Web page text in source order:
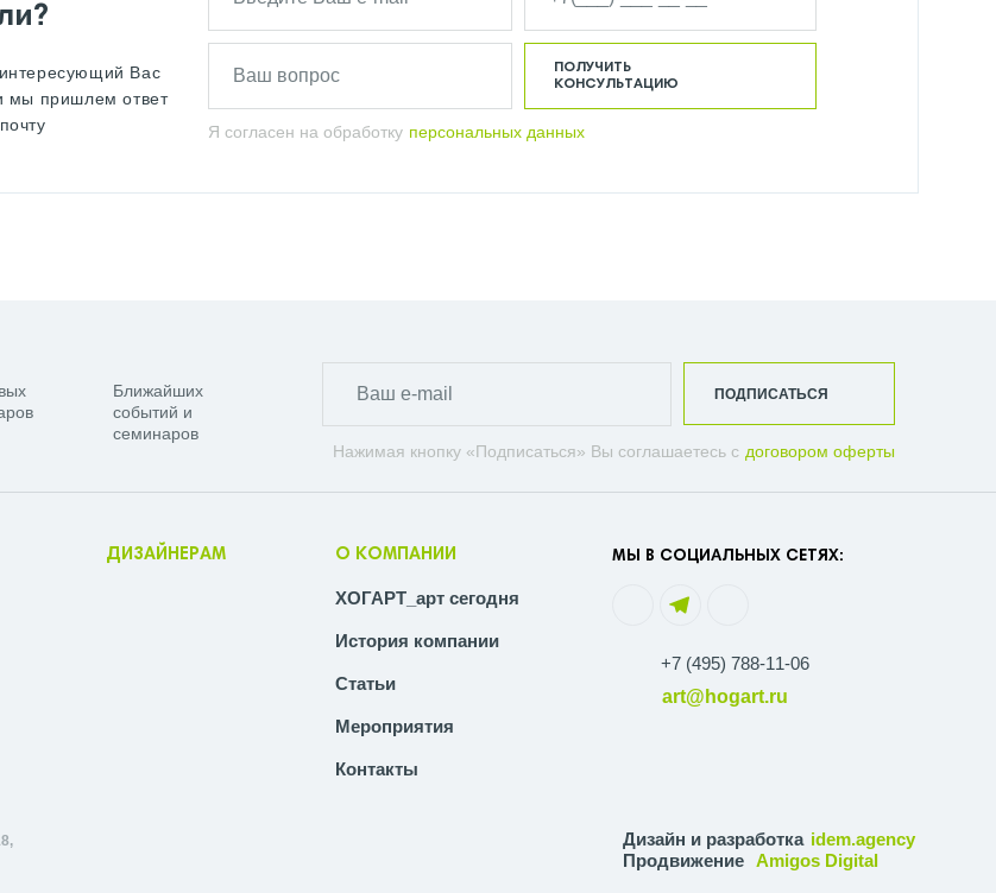
Вас
мы пришлем ответ
Я согласен на обработку персональных данных
ПОЛУЧИТЬ
КОНСУЛЬТАЦИЮ
Ближайших
событий и
семинаров
Нажимая кнопку «Подписаться» Вы соглашаетесь с договором оферты
ПОДПИСАТЬСЯ
ДИЗАЙНЕРАМ О КОМПАНИИ
ХОГАРТ_арт сегодня
История компании
Статьи
Мероприятия
Контакты
МЫ В СОЦИАЛЬНЫХ СЕТЯХ:
+7 (495) 788-11-06
art@hogart.ru
Дизайн и разработка idem.agency
Продвижение Amigos Digital